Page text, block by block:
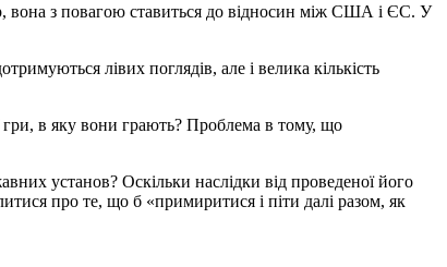
вона з повагою ставиться до відносин між США і ЄС. У
лівих поглядів, але і велика кількість
гри, в яку вони грають? Проблема в тому, що
установ? Оскільки наслідки від проведеної його
про те, що б «примиритися і піти далі разом, як